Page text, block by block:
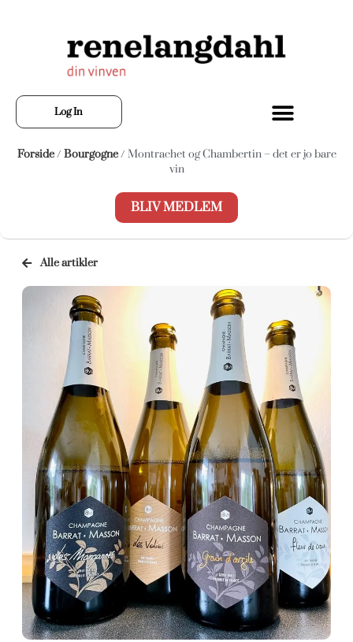
Log In
Forside/ Bourgogne/ Montrachet og Chambertin – det er jo bare
vin
BLIV MEDLEM
Alle artikler